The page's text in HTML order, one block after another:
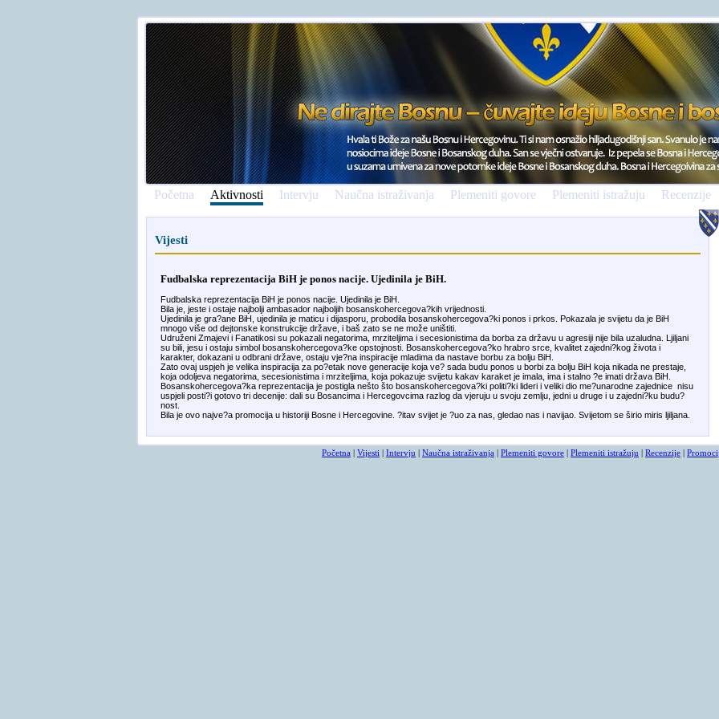
Početna Aktivnosti Intervju Naučna istraživanja Plemeniti govore Plemeniti istražuju Recenzije
Vijesti
Fudbalska reprezentacija BiH je ponos nacije. Ujedinila je BiH.
Fudbalska reprezentacija BiH je ponos nacije. Ujedinila je BiH.
Bila je, jeste i ostaje najbolji ambasador najboljih bosanskohercegova?kih vrijednosti.
Ujedinila je gra?ane BiH, ujedinila je maticu i dijasporu, probodila bosanskohercegova?ki ponos i prkos. Pokazala je svijetu da je BiH
mnogo više od dejtonske konstrukcije države, i baš zato se ne može uništiti.
Udruženi Zmajevi i Fanatikosi su pokazali negatorima, mrziteljima i secesionistima da borba za državu u agresiji nije bila uzaludna. Ljiljani
su bili, jesu i ostaju simbol bosanskohercegova?ke opstojnosti. Bosanskohercegova?ko hrabro srce, kvalitet zajedni?kog života i
karakter, dokazani u odbrani države, ostaju vje?na inspiracije mladima da nastave borbu za bolju BiH.
Zato ovaj uspjeh je velika inspiracija za po?etak nove generacije koja ve? sada budu ponos u borbi za bolju BiH koja nikada ne prestaje,
koja odoljeva negatorima, secesionistima i mrziteljima, koja pokazuje svijetu kakav karaket je imala, ima i stalno ?e imati država BiH.
Bosanskohercegova?ka reprezentacija je postigla nešto što bosanskohercegova?ki politi?ki lideri i veliki dio me?unarodne zajednice nisu
uspjeli posti?i gotovo tri decenije: dali su Bosancima i Hercegovcima razlog da vjeruju u svoju zemlju, jedni u druge i u zajedni?ku budu?
nost.
Bila je ovo najve?a promocija u historiji Bosne i Hercegovine. ?itav svijet je ?uo za nas, gledao nas i navijao. Svijetom se širio miris ljiljana.
Početna | Vijesti | Intervju | Naučna istraživanja | Plemeniti govore | Plemeniti istražuju | Recenzije |